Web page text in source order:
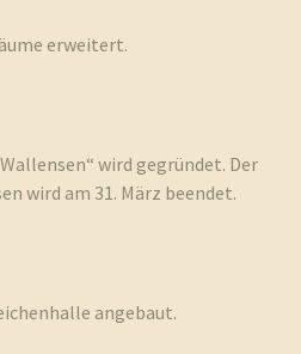
erweitert.
wird gegründet. Der
wird am 31. März beendet.
angebaut.